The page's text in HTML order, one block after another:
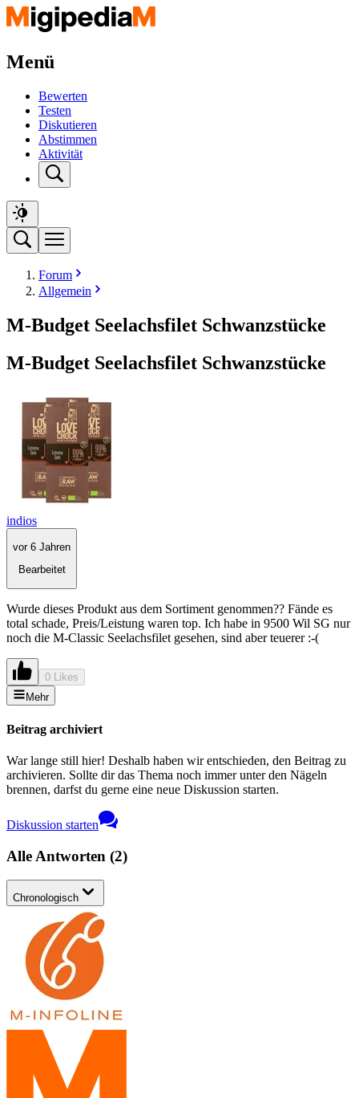
Menü
Bewerten
Testen
Diskutieren
Abstimmen
Aktivität
Forum
Allgemein
M-Budget Seelachsfilet Schwanzstücke
M-Budget Seelachsfilet Schwanzstücke
indios
vor 6 Jahren
Bearbeitet
Wurde dieses Produkt aus dem Sortiment genommen?? Fände es
total schade, Preis/Leistung waren top. Ich habe in 9500 Wil SG nur
noch die M-Classic Seelachsfilet gesehen, sind aber teuerer :-(
0 Likes
Mehr
Beitrag archiviert
War lange still hier! Deshalb haben wir entschieden, den Beitrag zu
archivieren. Sollte dir das Thema noch immer unter den Nägeln
brennen, darfst du gerne eine neue Diskussion starten.
Diskussion starten
Alle Antworten (2)
Chronologisch